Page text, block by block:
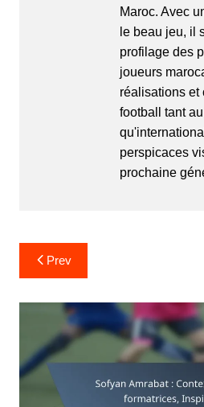
Maroc. Avec
le beau jeu, il
profilage des
joueurs
réalisations et
football tant
perspicaces
prochaine
Post
navigation
Prev